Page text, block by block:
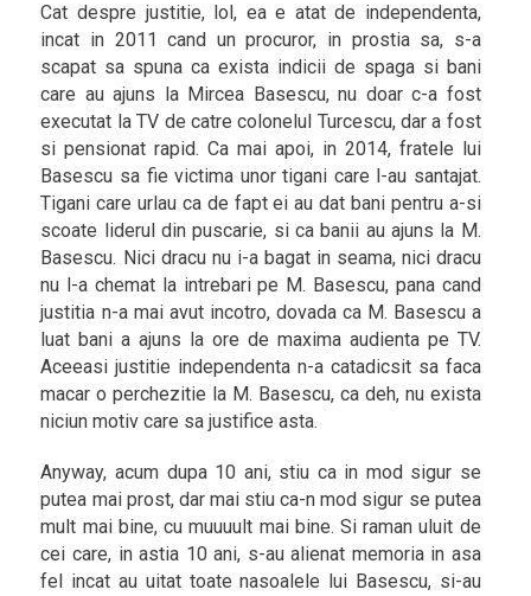
Cat despre justitie, lol, ea e atat de independenta,
incat in 2011 cand un procuror, in prostia sa, s-a
scapat sa spuna ca exista indicii de spaga si bani
care au ajuns la Mircea Basescu, nu doar c-a fost
executat la TV de catre colonelul Turcescu, dar a fost
si pensionat rapid. Ca mai apoi, in 2014, fratele lui
Basescu sa fie victima unor tigani care l-au santajat.
Tigani care urlau ca de fapt ei au dat bani pentru a-si
scoate liderul din puscarie, si ca banii au ajuns la M.
Basescu. Nici dracu nu i-a bagat in seama, nici dracu
nu l-a chemat la intrebari pe M. Basescu, pana cand
justitia n-a mai avut incotro, dovada ca M. Basescu a
luat bani a ajuns la ore de maxima audienta pe TV.
Aceeasi justitie independenta n-a catadicsit sa faca
macar o perchezitie la M. Basescu, ca deh, nu exista
niciun motiv care sa justifice asta.
Anyway, acum dupa 10 ani, stiu ca in mod sigur se
putea mai prost, dar mai stiu ca-n mod sigur se putea
mult mai bine, cu muuuult mai bine. Si raman uluit de
cei care, in astia 10 ani, s-au alienat memoria in asa
fel incat au uitat toate nasoalele lui Basescu, si-au